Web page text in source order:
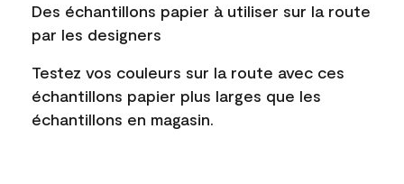
Des échantillons papier à utiliser sur la route
par les designers
Testez vos couleurs sur la route avec ces
échantillons papier plus larges que les
échantillons en magasin.